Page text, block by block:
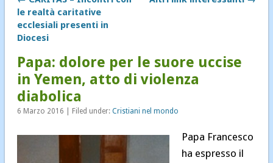
Notizie
Notizie diocesane
Pastorale dei Migranti
Senza categoria
le realtà caritative
ecclesiali presenti in
Diocesi
Papa: dolore per le suore uccise
in Yemen, atto di violenza
diabolica
6 Marzo 2016 | Filed under: Cristiani nel mondo
Papa Francesco
ha espresso il